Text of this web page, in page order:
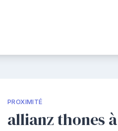
PROXIMITÉ
allianz thones